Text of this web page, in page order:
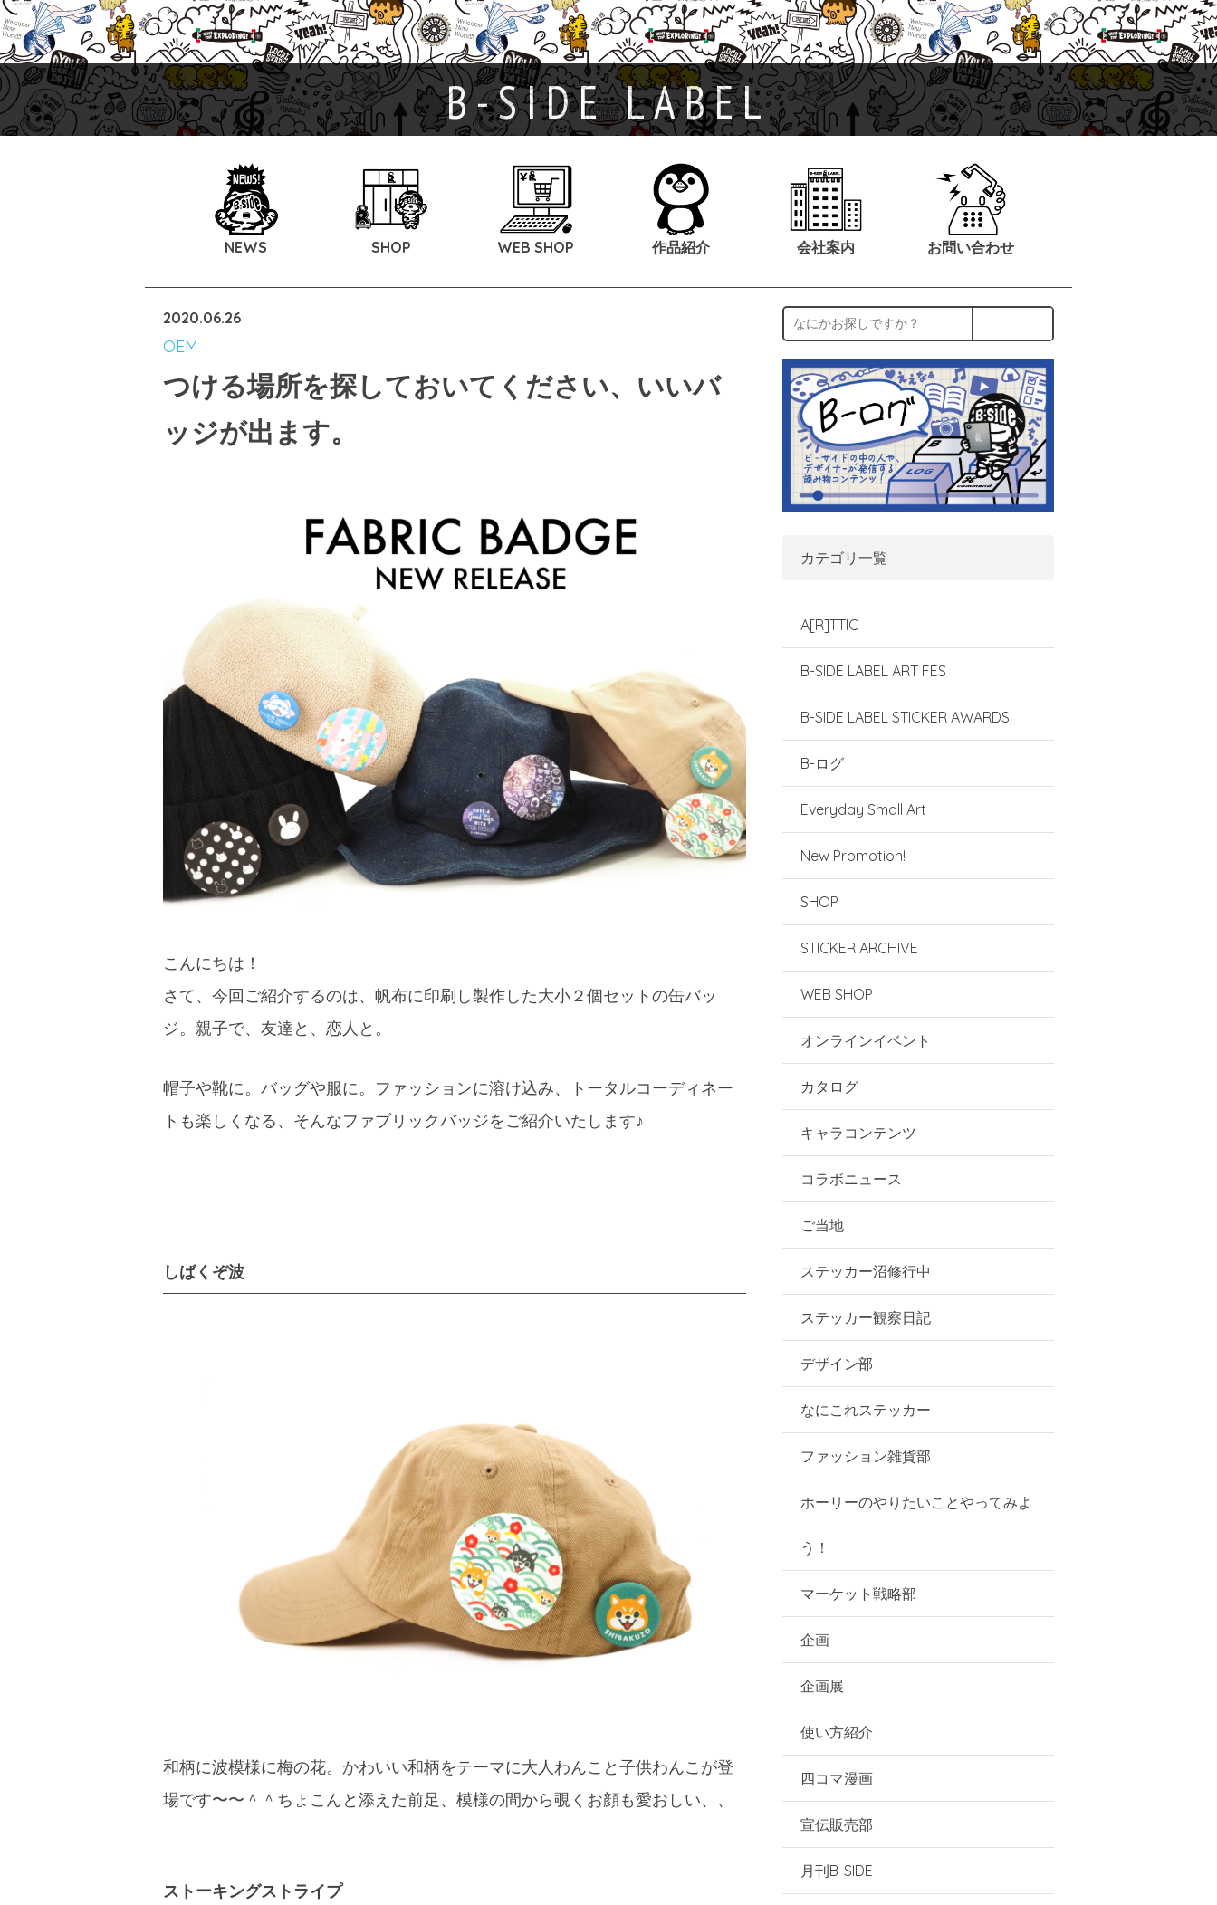
B-SIDE LABEL
NEWS SHOP WEB SHOP 作品紹介 会社案内 お問い合わせ
2020.06.26
OEM
つける場所を探しておいてください、いいバ
ッジが出ます。
こんにちは！
さて、今回ご紹介するのは、帆布に印刷し製作した大小２個セットの缶バッ
ジ。親子で、友達と、恋人と。
帽子や靴に。バッグや服に。ファッションに溶け込み、トータルコーディネー
トも楽しくなる、そんなファブリックバッジをご紹介いたします♪
しばくぞ波
和柄に波模様に梅の花。かわいい和柄をテーマに大人わんこと子供わんこが登
場です〜〜＾＾ちょこんと添えた前足、模様の間から覗くお顔も愛おしい、、
ストーキングストライプ
カテゴリ一覧
A[R]TTIC
B-SIDE LABEL ART FES
B-SIDE LABEL STICKER AWARDS
B-ログ
Everyday Small Art
New Promotion!
SHOP
STICKER ARCHIVE
WEB SHOP
オンラインイベント
カタログ
キャラコンテンツ
コラボニュース
ご当地
ステッカー沼修行中
ステッカー観察日記
デザイン部
なにこれステッカー
ファッション雑貨部
ホーリーのやりたいことやってみよ
う！
マーケット戦略部
企画
企画展
使い方紹介
四コマ漫画
宣伝販売部
月刊B-SIDE